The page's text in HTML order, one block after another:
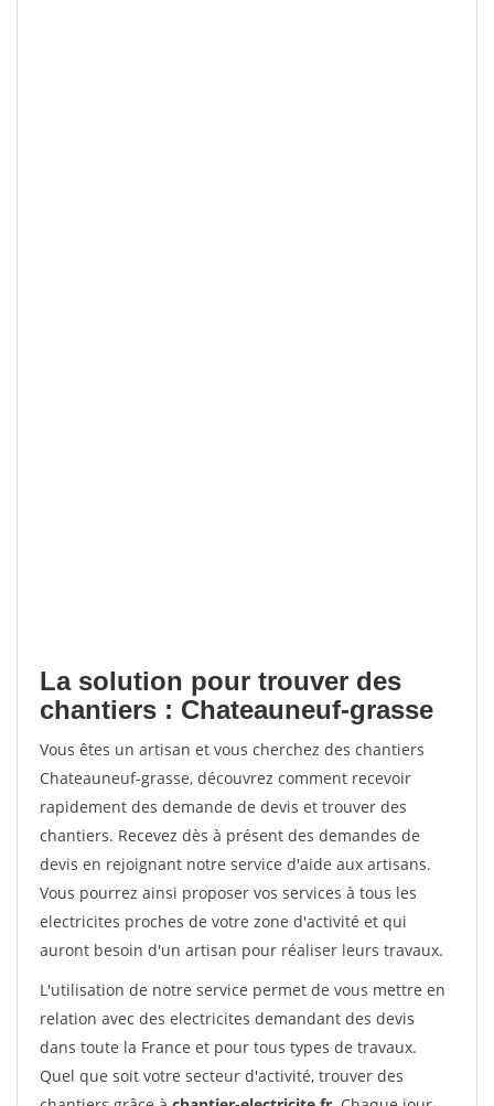
La solution pour trouver des
chantiers : Chateauneuf-grasse
Vous êtes un artisan et vous cherchez des chantiers
Chateauneuf-grasse, découvrez comment recevoir
rapidement des demande de devis et trouver des
chantiers. Recevez dès à présent des demandes de
devis en rejoignant notre service d'aide aux artisans.
Vous pourrez ainsi proposer vos services à tous les
electricites proches de votre zone d'activité et qui
auront besoin d'un artisan pour réaliser leurs travaux.
L'utilisation de notre service permet de vous mettre en
relation avec des electricites demandant des devis
dans toute la France et pour tous types de travaux.
Quel que soit votre secteur d'activité, trouver des